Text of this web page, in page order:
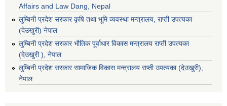
Affairs and Law Dang, Nepal
लुम्बिनी प्रदेश सरकार कृषि तथा भूमि व्यवस्था मन्त्रालय, राप्ती उपत्यका
(देउखुरी) नेपाल
लुम्बिनी प्रदेश सरकार भौतिक पूर्वाधार विकास मन्त्रालय राप्ती उपत्यका
(देउखुरी ), नेपाल
‌लुम्बिनी प्रदेश सरकार सामाजिक विकास मन्‍‍त्रालय राप्ती उपत्यका (देउखुरी),
नेपाल